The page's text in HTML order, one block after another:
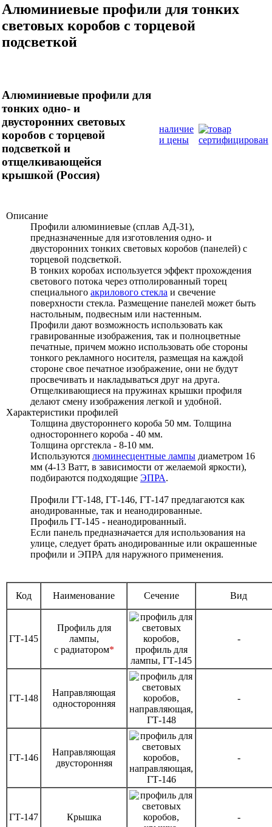
Алюминиевые профили для тонких
световых коробов с торцевой
подсветкой
Алюминиевые профили для
тонких одно- и
двусторонних световых
коробов с торцевой
подсветкой и
отщелкивающейся
крышкой (Россия)
наличие
и цены
Описание
Профили алюминиевые (сплав АД-31),
предназначенные для изготовления одно- и
двусторонних тонких световых коробов (панелей) с
торцевой подсветкой.
В тонких коробах используется эффект прохождения
светового потока через отполированный торец
специального акрилового стекла и свечение
поверхности стекла. Размещение панелей может быть
настольным, подвесным или настенным.
Профили дают возможность использовать как
гравированные изображения, так и полноцветные
печатные, причем можно использовать обе стороны
тонкого рекламного носителя, размещая на каждой
стороне свое печатное изображение, они не будут
просвечивать и накладываться друг на друга.
Отщелкивающиеся на пружинах крышки профиля
делают смену изображения легкой и удобной.
Характеристики профилей
Толщина двустороннего короба 50 мм. Толщина
одностороннего короба - 40 мм.
Толщина оргстекла - 8-10 мм.
Используются люминесцентные лампы диаметром 16
мм (4-13 Ватт, в зависимости от желаемой яркости),
подбираются подходящие ЭПРА.
Профили ГТ-148, ГТ-146, ГТ-147 предлагаются как
анодированные, так и неанодированные.
Профиль ГТ-145 - неанодированный.
Если панель предназначается для использования на
улице, следует брать анодированные или окрашенные
профили и ЭПРА для наружного применения.
Код Наименование Сечение Вид
ГТ-145
Профиль для
лампы,
с радиатором*
-
ГТ-148
Направляющая
односторонняя
-
ГТ-146
Направляющая
двусторонняя
-
ГТ-147 Крышка -